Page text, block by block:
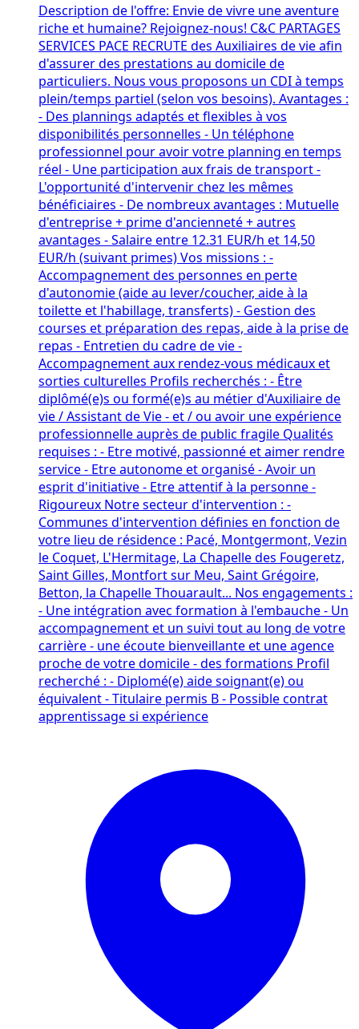
Description de l'offre: Envie de vivre une aventure
riche et humaine? Rejoignez-nous! C&C PARTAGES
SERVICES PACE RECRUTE des Auxiliaires de vie afin
d'assurer des prestations au domicile de
particuliers. Nous vous proposons un CDI à temps
plein/temps partiel (selon vos besoins). Avantages :
- Des plannings adaptés et flexibles à vos
disponibilités personnelles - Un téléphone
professionnel pour avoir votre planning en temps
réel - Une participation aux frais de transport -
L'opportunité d'intervenir chez les mêmes
bénéficiaires - De nombreux avantages : Mutuelle
d'entreprise + prime d'ancienneté + autres
avantages - Salaire entre 12.31 EUR/h et 14,50
EUR/h (suivant primes) Vos missions : -
Accompagnement des personnes en perte
d'autonomie (aide au lever/coucher, aide à la
toilette et l'habillage, transferts) - Gestion des
courses et préparation des repas, aide à la prise de
repas - Entretien du cadre de vie -
Accompagnement aux rendez-vous médicaux et
sorties culturelles Profils recherchés : - Être
diplômé(e)s ou formé(e)s au métier d'Auxiliaire de
vie / Assistant de Vie - et / ou avoir une expérience
professionnelle auprès de public fragile Qualités
requises : - Etre motivé, passionné et aimer rendre
service - Etre autonome et organisé - Avoir un
esprit d'initiative - Etre attentif à la personne -
Rigoureux Notre secteur d'intervention : -
Communes d'intervention définies en fonction de
votre lieu de résidence : Pacé, Montgermont, Vezin
le Coquet, L'Hermitage, La Chapelle des Fougeretz,
Saint Gilles, Montfort sur Meu, Saint Grégoire,
Betton, la Chapelle Thouarault... Nos engagements :
- Une intégration avec formation à l'embauche - Un
accompagnement et un suivi tout au long de votre
carrière - une écoute bienveillante et une agence
proche de votre domicile - des formations Profil
recherché : - Diplomé(e) aide soignant(e) ou
équivalent - Titulaire permis B - Possible contrat
apprentissage si expérience